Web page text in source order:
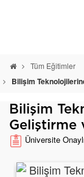
Tüm Eğitimler
Bilişim
Bilişim
Geliştirme
Üniversite